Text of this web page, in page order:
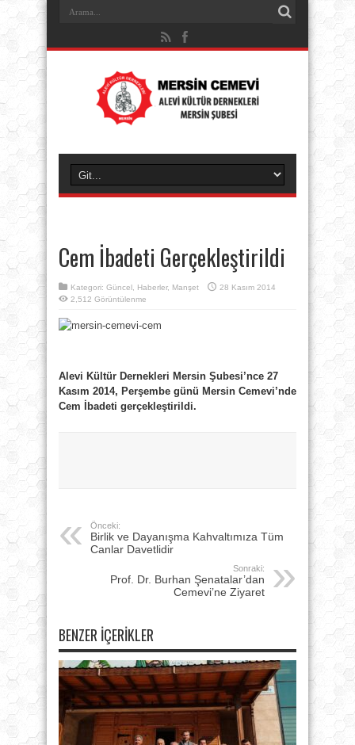
Cem İbadeti Gerçekleştirildi
Kategori: Güncel Haberler, Manşet
28 Kasım 2014
2,512 Görüntülenme
Alevi Kültür Dernekleri Mersin Şubesi’nce 27
Kasım 2014, Perşembe günü Mersin Cemevi’nde
Cem İbadeti gerçekleştirildi.
Önceki:
Birlik ve Dayanışma Kahvaltımıza Tüm
Canlar Davetlidir
Sonraki:
Prof. Dr. Burhan Şenatalar’dan
Cemevi’ne Ziyaret
BENZER İÇERIKLER